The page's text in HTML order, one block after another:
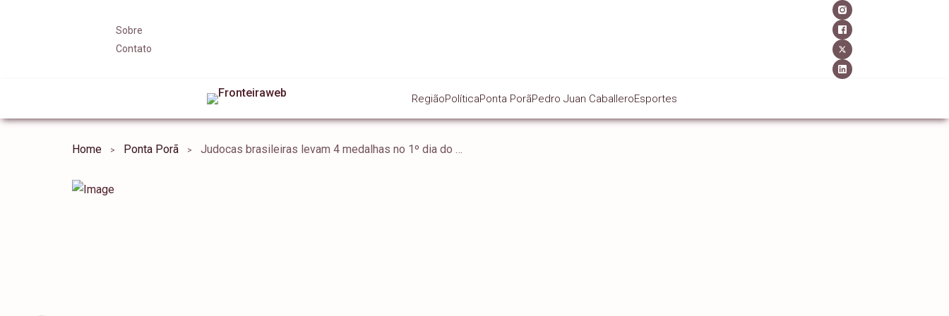
Sobre
Contato
RegiãoPolíticaPonta PorãPedro Juan CaballeroEsportes
Home Ponta Porã Judocas brasileiras levam 4 medalhas no 1º dia do Grand Prix de Lima